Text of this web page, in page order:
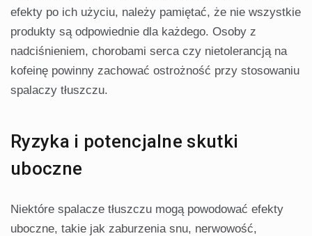
efekty po ich użyciu, należy pamiętać, że nie wszystkie
produkty są odpowiednie dla każdego. Osoby z
nadciśnieniem, chorobami serca czy nietolerancją na
kofeinę powinny zachować ostrożność przy stosowaniu
spalaczy tłuszczu.
Ryzyka i potencjalne skutki
uboczne
Niektóre spalacze tłuszczu mogą powodować efekty
uboczne, takie jak zaburzenia snu, nerwowość,